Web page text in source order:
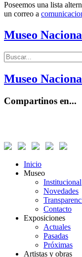
Poseemos una lista
un correo a
Museo
Buscar:
Museo
Compartinos en...
Inicio
Museo
Institucional
Novedades
Contacto
Exposiciones
Actuales
Pasadas
Próximas
Artistas y obras